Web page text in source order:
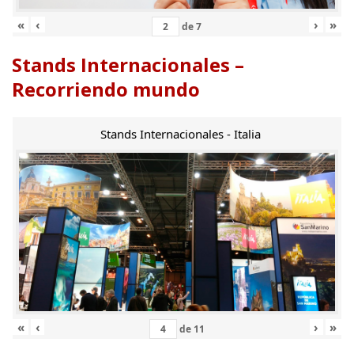
« ‹ de7 › »
Stands Internacionales –
Recorriendo mundo
Stands Internacionales - Italia
« ‹ de 11 › »